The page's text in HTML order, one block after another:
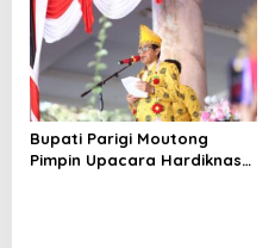
Bupati Parigi Moutong
Pimpin Upacara Hardiknas